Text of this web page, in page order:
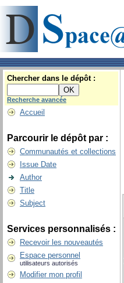
Chercher dans le dépôt :
Recherche avancée
Accueil
Parcourir le dépôt par :
Communautés et collections
Issue Date
Author
Title
Subject
Services personnalisés :
Recevoir les nouveautés
Espace personnel
utilisateurs autorisés
Modifier mon profil